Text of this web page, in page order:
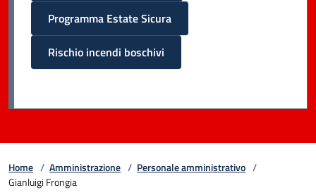
Programma Estate Sicura
Rischio incendi boschivi
Home / Amministrazione / Personale amministrativo /
Gianluigi Frongia